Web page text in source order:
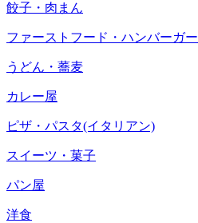
餃子・肉まん
ファーストフード・ハンバーガー
うどん・蕎麦
カレー屋
ピザ・パスタ(イタリアン)
スイーツ・菓子
パン屋
洋食